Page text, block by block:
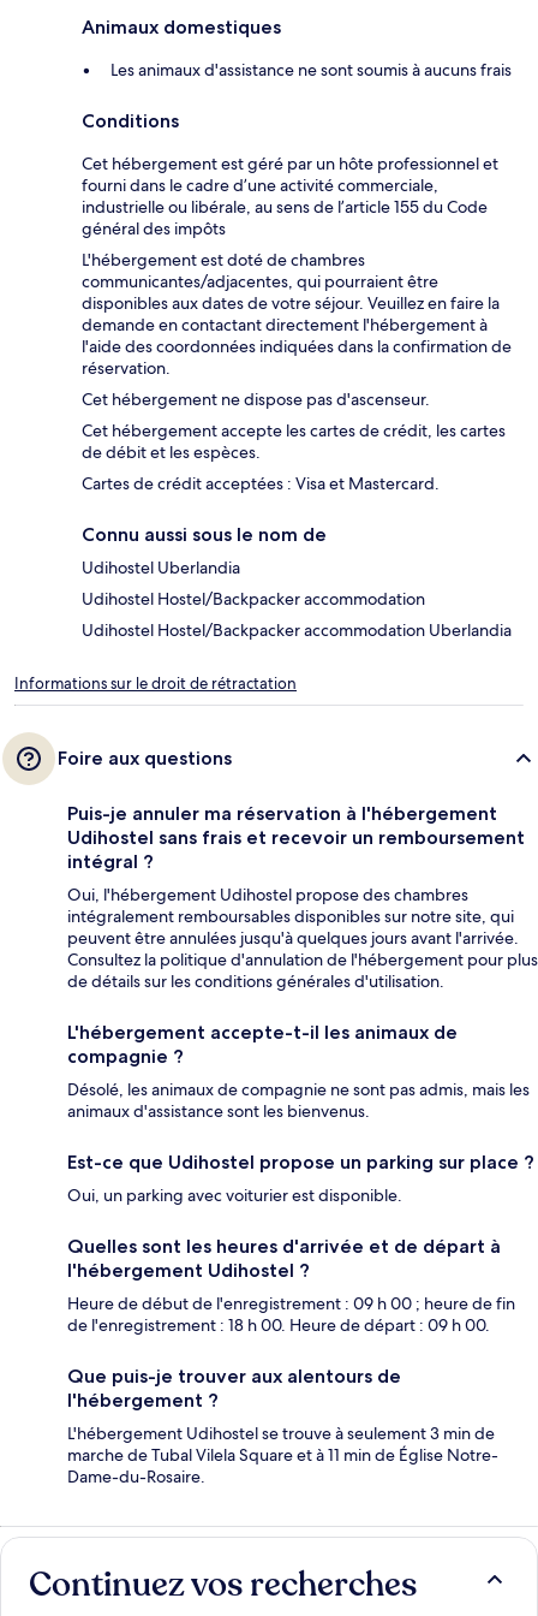
Animaux domestiques
Les animaux d'assistance ne sont soumis à aucuns frais
Conditions
Cet hébergement est géré par un hôte professionnel et
fourni dans le cadre d’une activité commerciale,
industrielle ou libérale, au sens de l’article 155 du Code
général des impôts
L'hébergement est doté de chambres
communicantes/adjacentes, qui pourraient être
disponibles aux dates de votre séjour. Veuillez en faire la
demande en contactant directement l'hébergement à
l'aide des coordonnées indiquées dans la confirmation de
réservation.
Cet hébergement ne dispose pas d'ascenseur.
Cet hébergement accepte les cartes de crédit, les cartes
de débit et les espèces.
Cartes de crédit acceptées : Visa et Mastercard.
Connu aussi sous le nom de
Udihostel Uberlandia
Udihostel Hostel/Backpacker accommodation
Udihostel Hostel/Backpacker accommodation Uberlandia
Informations sur le droit de rétractation
Foire aux questions
Puis-je annuler ma réservation à l'hébergement
Udihostel sans frais et recevoir un remboursement
intégral ?
Oui, l'hébergement Udihostel propose des chambres
intégralement remboursables disponibles sur notre site, qui
peuvent être annulées jusqu'à quelques jours avant l'arrivée.
Consultez la politique d'annulation de l'hébergement pour plus
de détails sur les conditions générales d'utilisation.
L'hébergement accepte-t-il les animaux de
compagnie ?
Désolé, les animaux de compagnie ne sont pas admis, mais les
animaux d'assistance sont les bienvenus.
Est-ce que Udihostel propose un parking sur place ?
Oui, un parking avec voiturier est disponible.
Quelles sont les heures d'arrivée et de départ à
l'hébergement Udihostel ?
Heure de début de l'enregistrement : 09 h 00 ; heure de fin
de l'enregistrement : 18 h 00. Heure de départ : 09 h 00.
Que puis-je trouver aux alentours de
l'hébergement ?
L'hébergement Udihostel se trouve à seulement 3 min de
marche de Tubal Vilela Square et à 11 min de Église Notre-
Dame-du-Rosaire.
Continuez vos recherches